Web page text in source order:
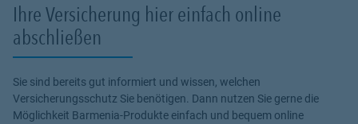
Ihre Versicherung hier einfach online
abschließen
Sie sind bereits gut informiert und wissen, welchen
Versicherungsschutz Sie benötigen. Dann nutzen Sie gerne die
Möglichkeit Barmenia-Produkte einfach und bequem online